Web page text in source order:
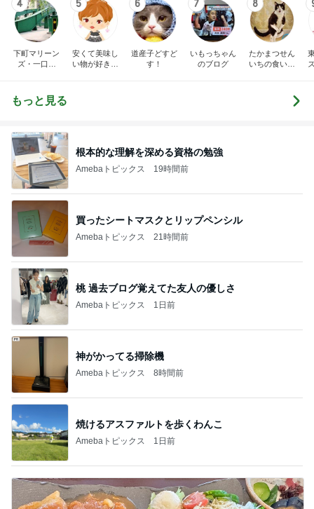
4
下町マリーン
ズ・一口馬
そば
5
安くて美味し
い物が好き☆
6
道産子どすど
す！
7
いもっちゃん
のブログ
8
たかまつせん
いちの食い散
もっと見る
根本的な理解を深める資格の勉強
Amebaトピックス 19時間前
買ったシートマスクとリップペンシル
Amebaトピックス 21時間前
桃 過去ブログ覚えてた友人の優しさ
Amebaトピックス 1日前
神がかってる掃除機
Amebaトピックス 8時間前
焼けるアスファルトを歩くわんこ
Amebaトピックス 1日前